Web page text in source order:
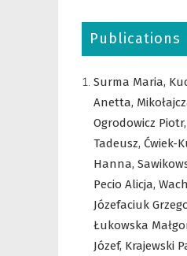
Publications
Surma Maria,
Anetta,
Ogrodowicz Piotr,
Tadeusz, Ćwiek-
Hanna,
Pecio Alicja,
Józefaciuk
Łukowska
Józef, Krajewski